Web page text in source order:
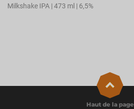
Milkshake IPA | 473 ml | 6,5%
Haut de la page